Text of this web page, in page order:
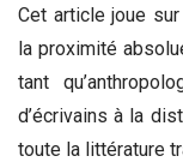
Cet article joue
la proximité
tant
d’écrivains à la
toute la littérature